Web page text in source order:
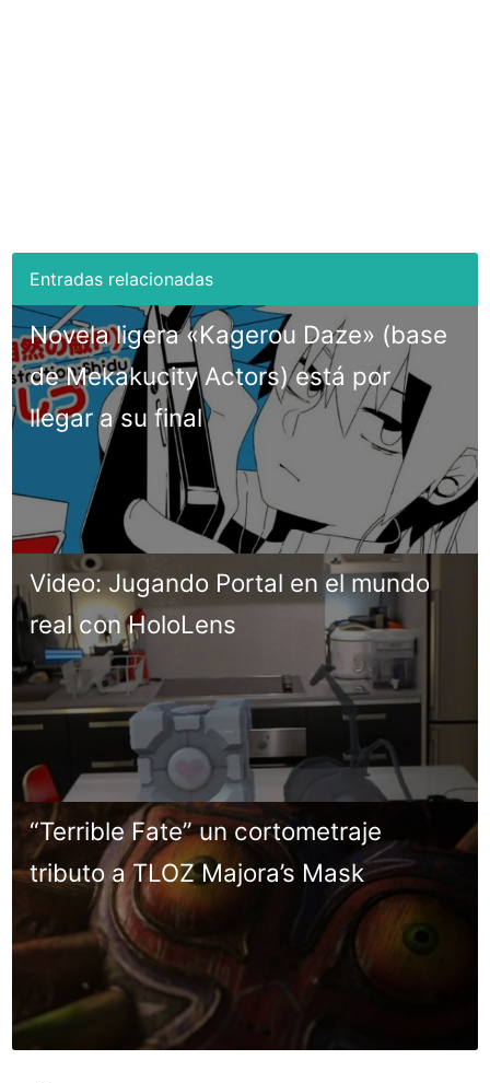
Novela ligera «Kagerou Daze» (base
de Mekakucity Actors) está por
llegar a su final
Video: Jugando Portal en el mundo
real con HoloLens
“Terrible Fate” un cortometraje
tributo a TLOZ Majora’s Mask